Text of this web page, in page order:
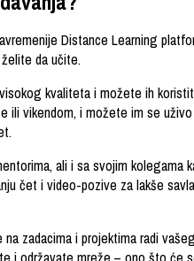
Distance Learning
da učite.
kvaliteta i možete ih
ili vikendom, i možete im se
ali i sa svojim kolegama
čet i video-pozive za lakše
zadacima i projektima radi